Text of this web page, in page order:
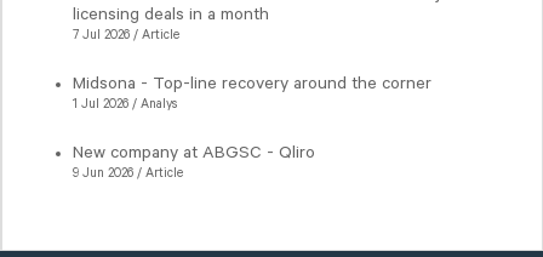
licensing deals in a month
7 Jul 2026 / Article
Midsona - Top-line recovery around the corner
1 Jul 2026 / Analys
New company at ABGSC - Qliro
9 Jun 2026 / Article